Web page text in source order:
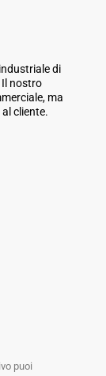
di
Il nostro
ma
al cliente.
puoi